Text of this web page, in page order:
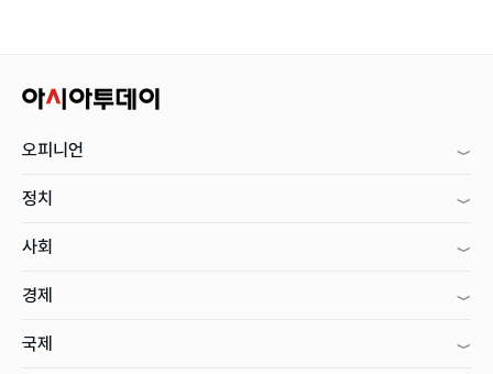
오피니언
정치
사회
경제
국제